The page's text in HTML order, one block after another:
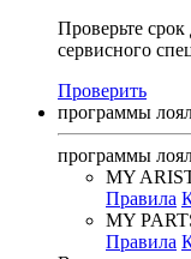
Проверьте
сервисного
Проверить
программы
программы
MY
Правила
MY
Правила